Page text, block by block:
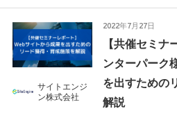
2022年7月27日
【共催セミナ
ンターパーク
を出すための
解説
サイトエンジ
ン株式会社